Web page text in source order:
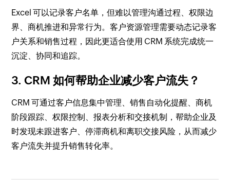
Excel 可以记录客户名单，但难以管理沟通过程、权限边
界、商机推进和异常行为。客户资源管理需要动态记录客
户关系和销售过程，因此更适合使用 CRM 系统完成统一
沉淀、协同和追踪。
3. CRM 如何帮助企业减少客户流失？
CRM 可通过客户信息集中管理、销售自动化提醒、商机
阶段跟踪、权限控制、报表分析和交接机制，帮助企业及
时发现未跟进客户、停滞商机和离职交接风险，从而减少
客户流失并提升销售转化率。